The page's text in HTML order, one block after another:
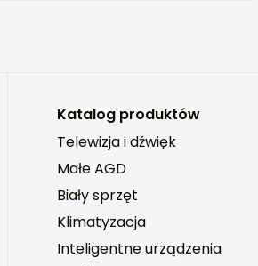
Katalog produktów
Telewizja i dźwięk
Małe AGD
Biały sprzęt
Klimatyzacja
Inteligentne urządzenia